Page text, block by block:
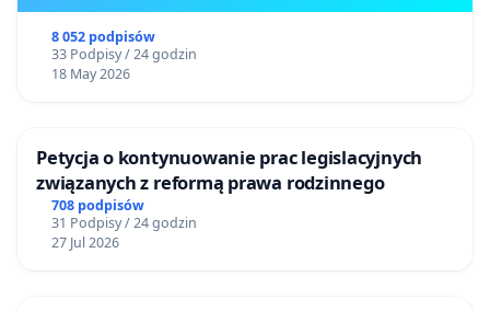
8 052 podpisów
33 Podpisy / 24 godzin
18 May 2026
Petycja o kontynuowanie prac legislacyjnych
związanych z reformą prawa rodzinnego
708 podpisów
31 Podpisy / 24 godzin
27 Jul 2026